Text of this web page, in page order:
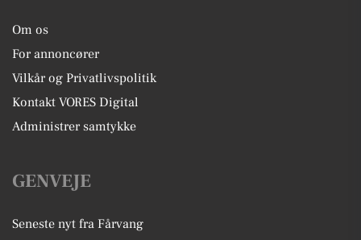
Om os
For annoncører
Vilkår og Privatlivspolitik
Kontakt VORES Digital
Administrer samtykke
GENVEJE
Seneste nyt fra Fårvang